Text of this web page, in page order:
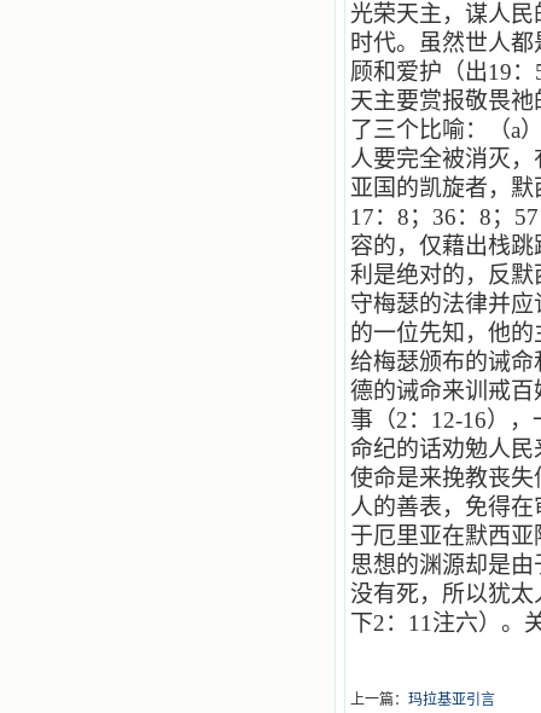
光荣天主，谋人民
时代。虽然世人
顾和爱护（出19：
天主要赏报敬畏
了三个比喻：（a
人要完全被消灭
亚国的凯旋者，
17： 8； 36： 8； 57
容的，仅藉出栈
利是绝对的，反
守梅瑟的法律并
的一位先知，他
给梅瑟颁布的诫命
德的诫命来训戒百
事（2： 12-16），
命纪的话劝勉人
使命是来挽教丧
人的善表，免得
于厄里亚在默西
思想的渊源却是由
没有死，所以犹
下2： 11 注六）。
上一篇： 玛拉基亚引言